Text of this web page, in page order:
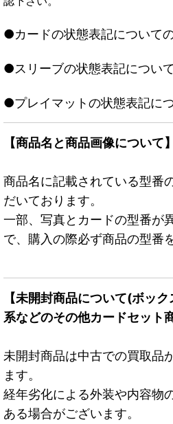
●カードの状態表記について
●スリーブの状態表記につい
●プレイマットの状態表記に
【商品名と商品画像について】
商品名に記載されている型番
だいております。
一部、写真とカードの型番が
で、購入の際必ず商品の型番
【未開封商品について(ボッ
系などのその他カードセット
未開封商品は中古での買取品
ます。
経年劣化による外装や内容物
ある場合がございます。